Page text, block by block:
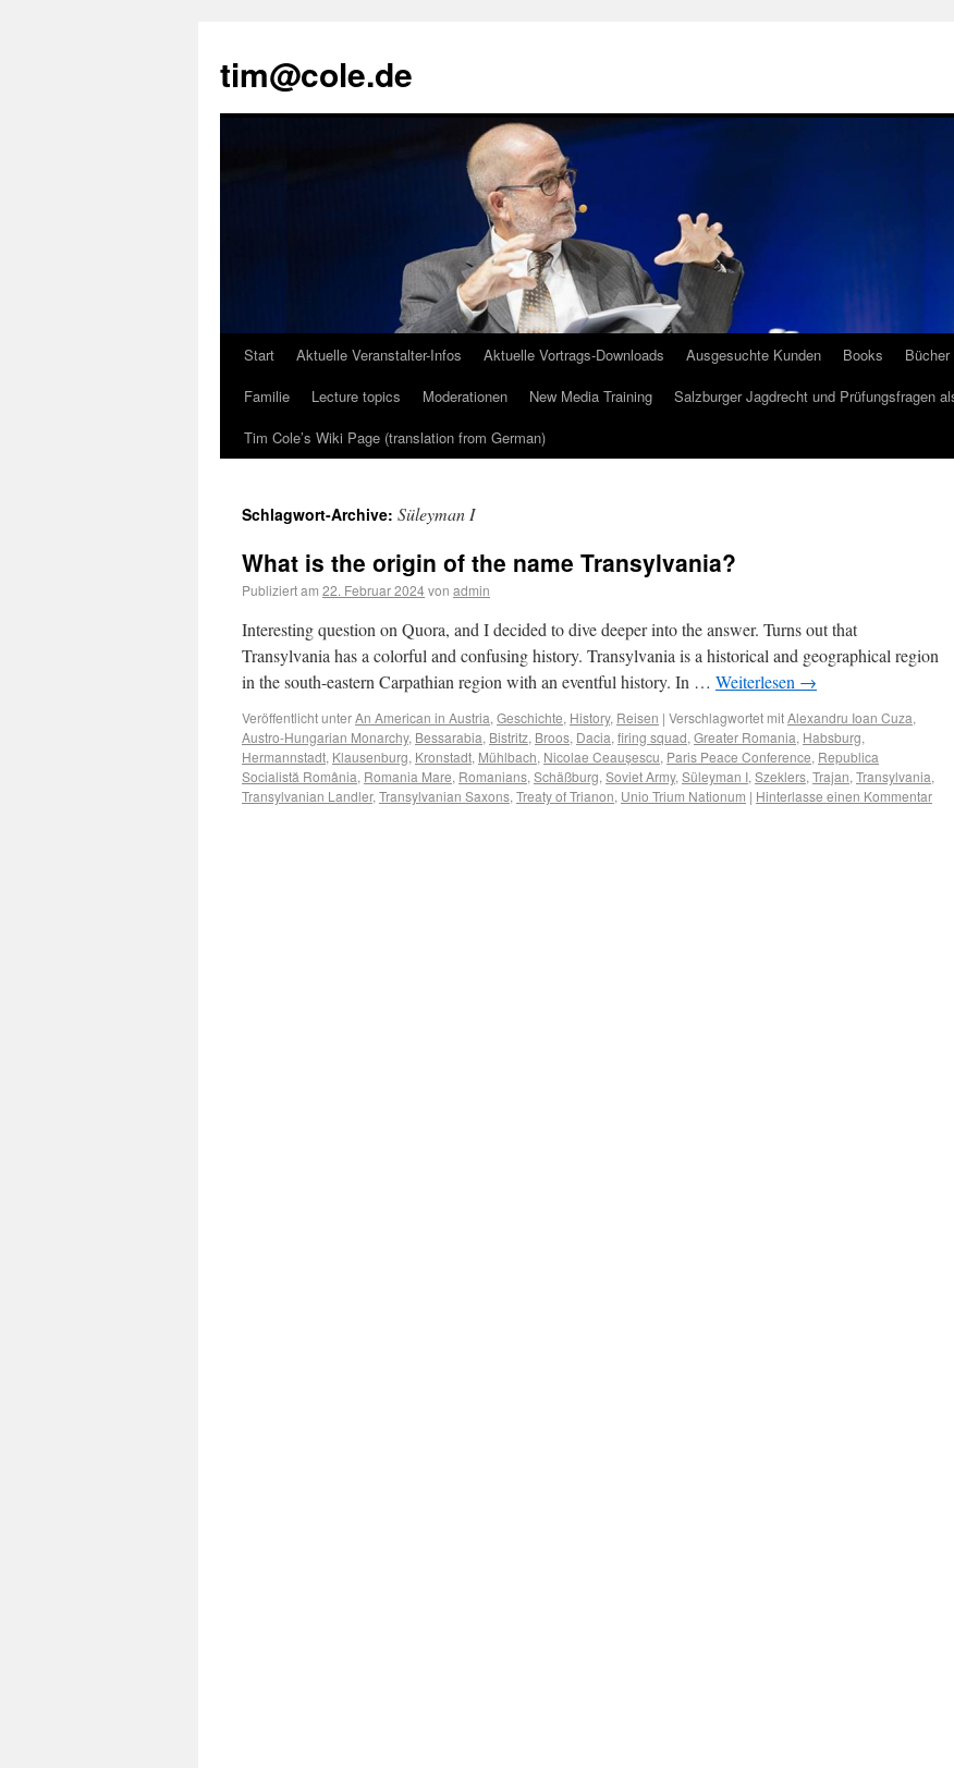
tim@cole.de
Start Aktuelle Veranstalter-Infos Aktuelle Vortrags-Downloads Ausgesuchte Kunden Books Bücher
Familie
Lecture topics Moderationen New Media Training
Salzburger Jagdrecht und Prüfungsfragen
Tim Cole’s Wiki Page (translation from German)
Schlagwort-Archive: Süleyman I
What is the origin of the name Transylvania?
Publiziert am 22. Februar 2024von admin
Interesting question on Quora, and I decided to dive deeper into the answer. Turns out that
Transylvania has a colorful and confusing history. Transylvania is a historical and geographical region
in the south-eastern Carpathian region with an eventful history. In … Weiterlesen →
Veröffentlicht unterAn American in Austria, Geschichte, History, Reisen | Verschlagwortet mitAlexandru Ioan Cuza,
Austro-Hungarian Monarchy, Bessarabia, Bistritz, Broos, Dacia, firing squad, Greater Romania, Habsburg,
Hermannstadt, Klausenburg, Kronstadt, Mühlbach, Nicolae Ceaușescu, Paris Peace Conference, Republica
Socialistă România, Romania Mare, Romanians, Schäßburg, Soviet Army, Süleyman I, Szeklers, Trajan, Transylvania,
Transylvanian Landler, Transylvanian Saxons, Treaty of Trianon, Unio Trium Nationum | Hinterlasse einen Kommentar